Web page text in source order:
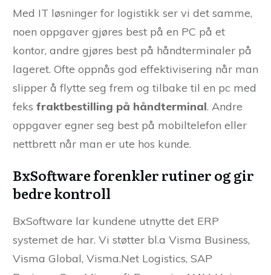
Med IT løsninger for logistikk ser vi det samme,
noen oppgaver gjøres best på en PC på et
kontor, andre gjøres best på håndterminaler på
lageret. Ofte oppnås god effektivisering når man
slipper å flytte seg frem og tilbake til en pc med
feks fraktbestilling på håndterminal. Andre
oppgaver egner seg best på mobiltelefon eller
nettbrett når man er ute hos kunde.
BxSoftware forenkler rutiner og gir
bedre kontroll
BxSoftware lar kundene utnytte det ERP
systemet de har. Vi støtter bl.a Visma Business,
Visma Global, Visma.Net Logistics, SAP